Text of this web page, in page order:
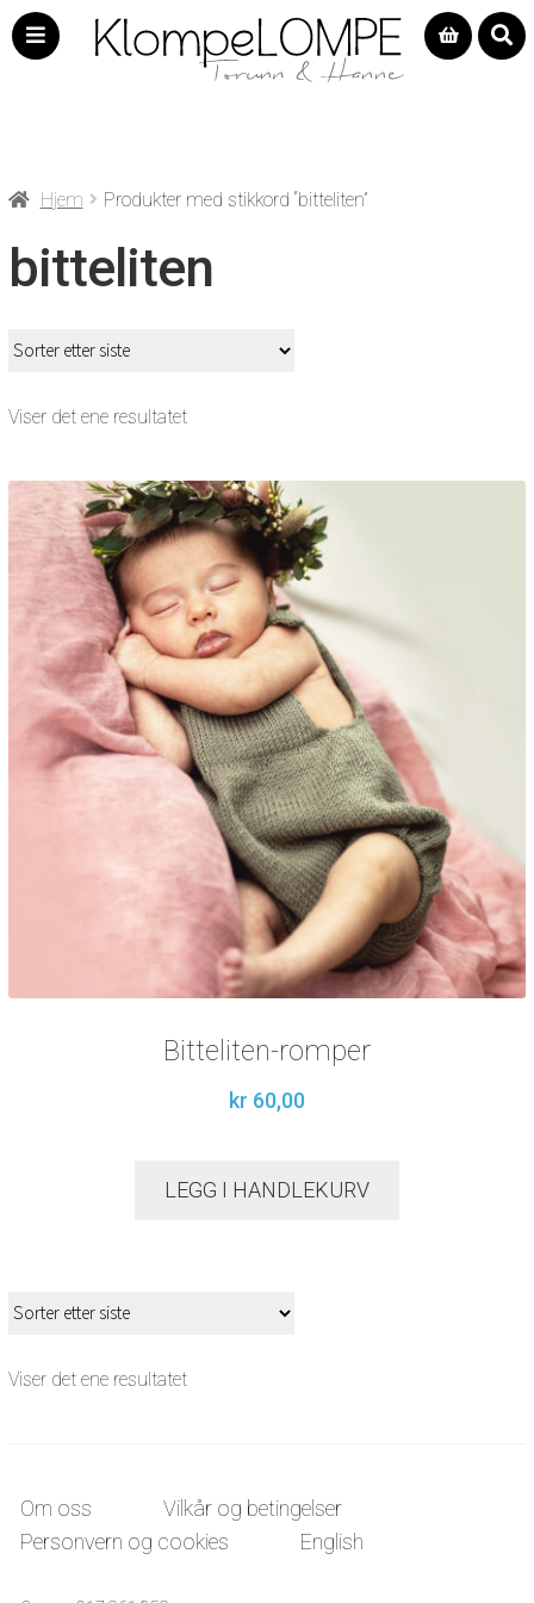
Hjem Produkter med stikkord “bitteliten”
bitteliten
Viser det ene resultatet
Bitteliten-romper
kr 60,00
LEGG I HANDLEKURV
Viser det ene resultatet
Om oss
Vilkår og betingelser
Personvern og cookies
English